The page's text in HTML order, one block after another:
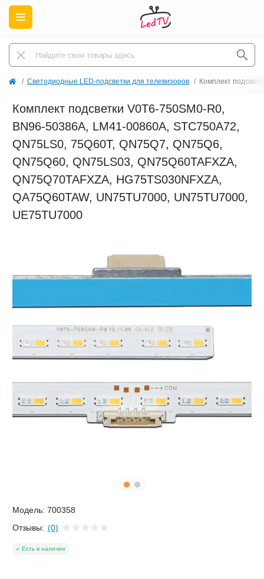
Светодиодные LED-подсветки для телевизоров Комплект
Комплект подсветки V0T6-750SM0-R0,
BN96-50386A, LM41-00860A, STC750A72,
QN75LS0, 75Q60T, QN75Q7, QN75Q6,
QN75Q60, QN75LS03, QN75Q60TAFXZA,
QN75Q70TAFXZA, HG75TS030NFXZA,
QA75Q60TAW, UN75TU7000, UN75TU7000,
UE75TU7000
Модель: 700358
Отзывы: (0)
Есть в наличии